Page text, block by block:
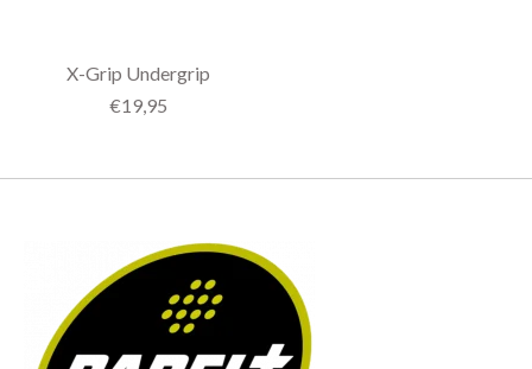
X-Grip Undergrip
€19,95